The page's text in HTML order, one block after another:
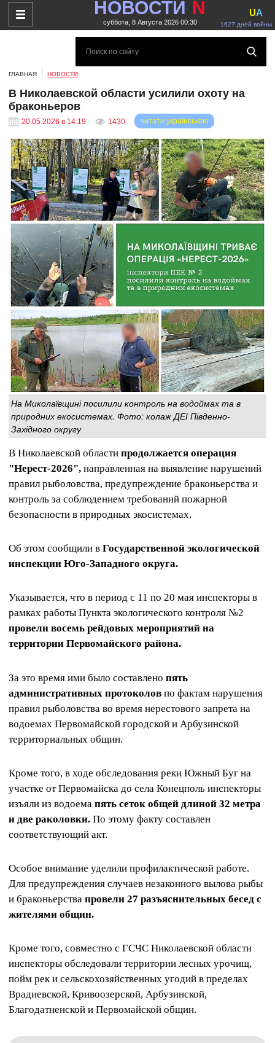
НОВОСТИ N
суббота, 8 Августа 2026 00:30 1627 дней войны
UA
ГЛАВНАЯ НОВОСТИ
В Николаевской области усилили охоту на
браконьеров
20.05.2026 в 14:19 1430 читати українською
На Миколаївщині посилили контроль на водоймах та в
природних екосистемах. Фото: колаж ДЕІ Південно-
Західного округу
В Николаевской области продолжается операция
"Нерест-2026", направленная на выявление нарушений
правил рыболовства, предупреждение браконьерства и
контроль за соблюдением требований пожарной
безопасности в природных экосистемах.
Об этом сообщили в Государственной экологической
инспекции Юго-Западного округа.
Указывается, что в период с 11 по 20 мая инспекторы в
рамках работы Пункта экологического контроля №2
провели восемь рейдовых мероприятий на
территории Первомайского района.
За это время ими было составлено пять
административных протоколов по фактам нарушения
правил рыболовства во время нерестового запрета на
водоемах Первомайской городской и Арбузинской
территориальных общин.
Кроме того, в ходе обследования реки Южный Буг на
участке от Первомайска до села Конецполь инспекторы
изъяли из водоема пять сеток общей длиной 32 метра
и две раколовки. По этому факту составлен
соответствующий акт.
Особое внимание уделили профилактической работе.
Для предупреждения случаев незаконного вылова рыбы
и браконьерства провели 27 разъяснительных бесед с
жителями общин.
Кроме того, совместно с ГСЧС Николаевской области
инспекторы обследовали территории лесных урочищ,
пойм рек и сельскохозяйственных угодий в пределах
Врадиевской, Кривоозерской, Арбузинской,
Благодатненской и Первомайской общин.